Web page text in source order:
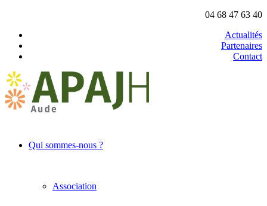
04 68 47 63 40
Actualités
Partenaires
Contact
Qui sommes-nous ?
Association